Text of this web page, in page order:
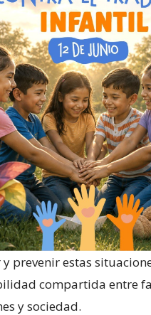
prevenir estas
compartida entre
y sociedad.